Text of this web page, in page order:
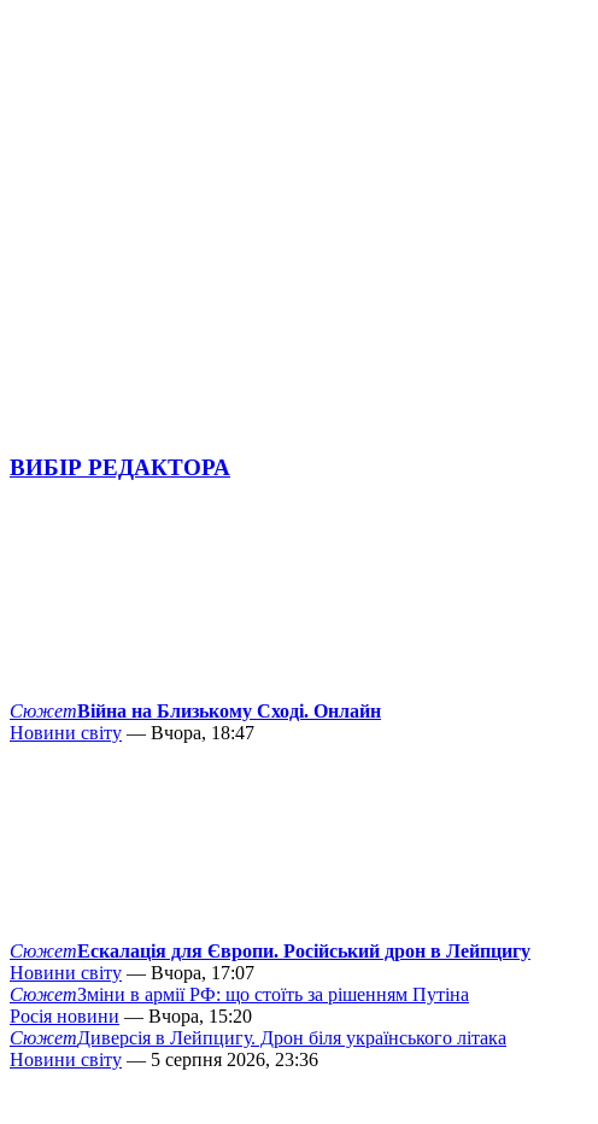
ВИБІР РЕДАКТОРА
СюжетВійна на Близькому Сході. Онлайн
Новини світу — Вчора, 18:47
СюжетЕскалація для Європи. Російський дрон в Лейпцигу
Новини світу — Вчора, 17:07
СюжетЗміни в армії РФ: що стоїть за рішенням Путіна
Росія новини — Вчора, 15:20
СюжетДиверсія в Лейпцигу. Дрон біля українського літака
Новини світу — 5 серпня 2026, 23:36